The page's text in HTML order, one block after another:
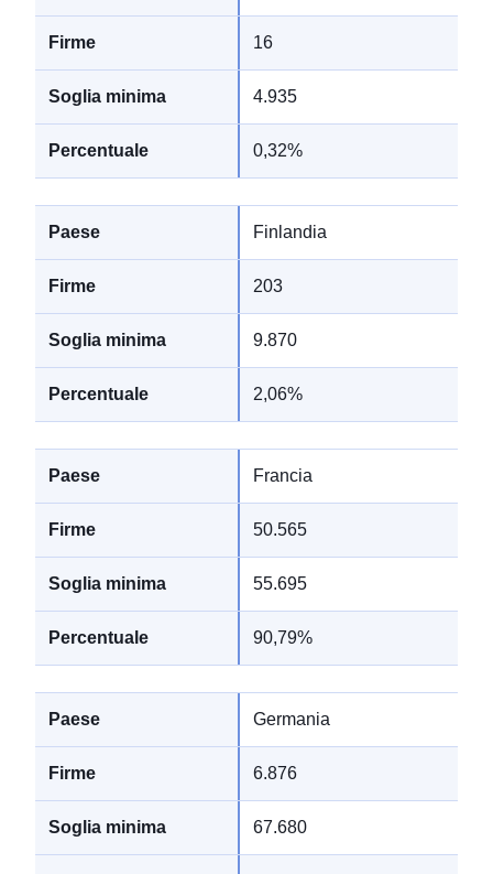
16
4.935
0,32%
Finlandia
203
9.870
2,06%
Francia
50.565
55.695
90,79%
Germania
6.876
67.680